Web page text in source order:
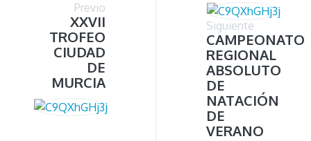
Previo
XXVII
TROFEO
CIUDAD
DE
MURCIA
Siguiente
CAMPEONATO
REGIONAL
ABSOLUTO
DE
NATACIÓN
DE
VERANO